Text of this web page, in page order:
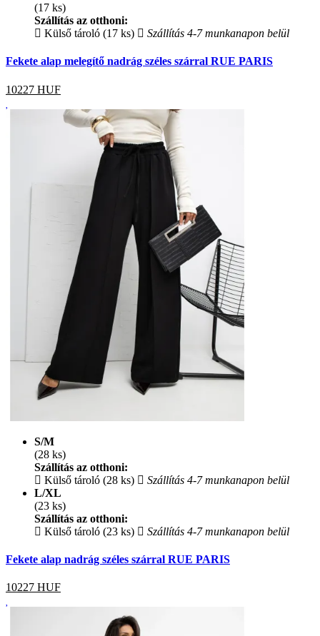
(17 ks)
Szállítás az otthoni:
Külső tároló (17 ks)
Szállítás 4-7 munkanapon belül
Fekete alap melegítő nadrág széles szárral RUE PARIS
10227 HUF
S/M
(28 ks)
Szállítás az otthoni:
Külső tároló (28 ks)
Szállítás 4-7 munkanapon belül
L/XL
(23 ks)
Szállítás az otthoni:
Külső tároló (23 ks)
Szállítás 4-7 munkanapon belül
Fekete alap nadrág széles szárral RUE PARIS
10227 HUF